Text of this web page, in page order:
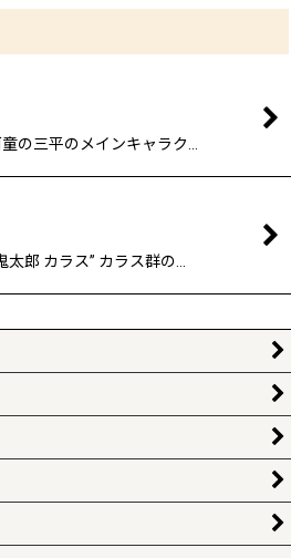
の三平のメインキャラク…
郎 カラス” カラス群の…